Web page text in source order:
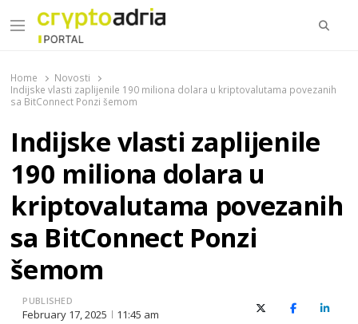
Menu
Home
Novosti
Indijske vlasti zaplijenile 190 miliona dolara u kriptovalutama povezanih
sa BitConnect Ponzi šemom
Indijske vlasti zaplijenile
190 miliona dolara u
kriptovalutama povezanih
sa BitConnect Ponzi
šemom
PUBLISHED
February 17, 2025 11:45 am X (Twitter)Facebook